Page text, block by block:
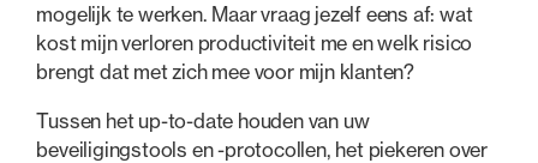
mogelijk te werken. Maar vraag jezelf eens af: wat
kost mijn verloren productiviteit me en welk risico
brengt dat met zich mee voor mijn klanten?
Tussen het up-to-date houden van uw
beveiligingstools en -protocollen, het piekeren over